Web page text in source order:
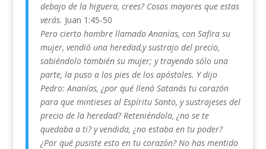
debajo de la higuera, crees? Cosas mayores que estas
verás. Juan 1:45-50
Pero cierto hombre llamado Ananías, con Safira su
mujer, vendió una heredad,y sustrajo del precio,
sabiéndolo también su mujer; y trayendo sólo una
parte, la puso a los pies de los apóstoles. Y dijo
Pedro: Ananías, ¿por qué llenó Satanás tu corazón
para que mintieses al Espíritu Santo, y sustrajeses del
precio de la heredad? Reteniéndola, ¿no se te
quedaba a ti? y vendida, ¿no estaba en tu poder?
¿Por qué pusiste esto en tu corazón? No has mentido